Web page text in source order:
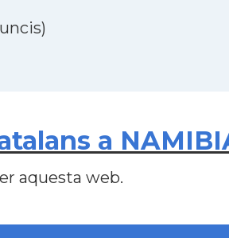
a
aquesta web.